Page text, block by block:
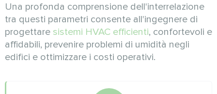
Una profonda comprensione dell'interrelazione
tra questi parametri consente all'ingegnere di
progettare sistemi HVAC efficienti, confortevoli e
affidabili, prevenire problemi di umidità negli
edifici e ottimizzare i costi operativi.